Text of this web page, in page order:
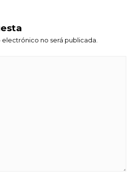
no será publicada.